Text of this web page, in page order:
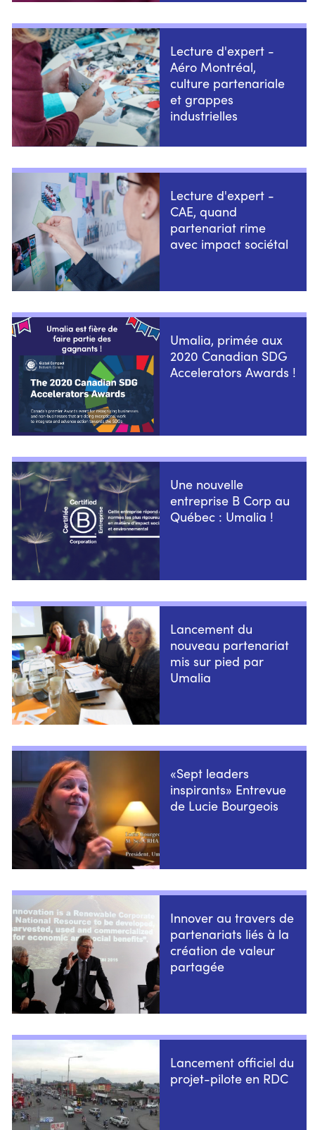
Lecture d'expert -
Aéro Montréal,
culture partenariale
et grappes
industrielles
Lecture d'expert -
CAE, quand
partenariat rime
avec impact sociétal
Umalia, primée aux
2020 Canadian SDG
Accelerators Awards !
Une nouvelle
entreprise B Corp au
Québec : Umalia !
Lancement du
nouveau partenariat
mis sur pied par
Umalia
«Sept leaders
inspirants» Entrevue
de Lucie Bourgeois
Innover au travers de
partenariats liés à la
création de valeur
partagée
Lancement officiel du
projet-pilote en RDC